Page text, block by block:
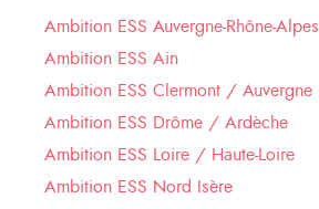
Ambition ESS Auvergne-Rhône-Alpes
Ambition ESS Ain
Ambition ESS Clermont / Auvergne
Ambition ESS Drôme / Ardèche
Ambition ESS Loire / Haute-Loire
Ambition ESS Nord Isère